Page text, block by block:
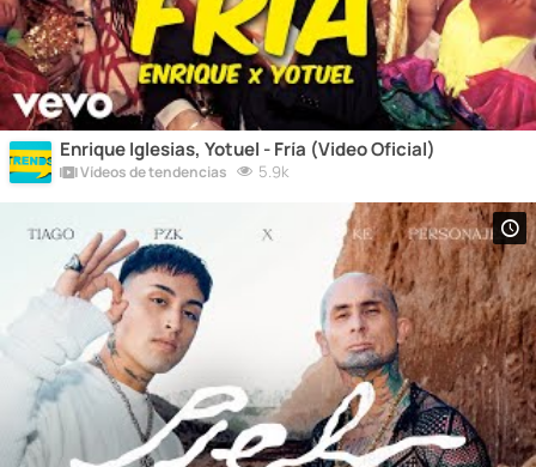
Enrique Iglesias, Yotuel - Fría (Video Oficial)
Vídeos de tendencias 5.9k